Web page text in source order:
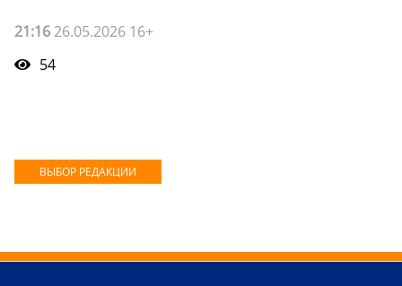
21:16 26.05.2026 16+
54
ВЫБОР РЕДАКЦИИ